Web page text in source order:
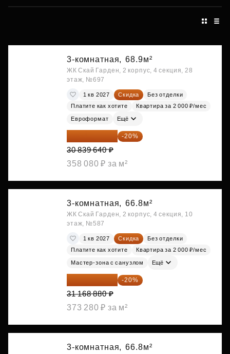
3-комнатная, 68.9м²
ЖК Скай Гарден, 2 корпус, 4 секция, 28
этаж, №697
1 кв 2027 Скидка
Без отделки
Платите как хотите
Квартира за 2 000 ₽/мес
Евроформат Ещё
24 671 712 ₽ -20%
30 839 640 ₽
358 080 ₽ за м²
3-комнатная, 66.8м²
ЖК Скай Гарден, 2 корпус, 4 секция, 10
этаж, №587
1 кв 2027 Скидка
Без отделки
Платите как хотите
Квартира за 2 000 ₽/мес
Мастер-зона с санузлом Ещё
24 935 104 ₽ -20%
31 168 880 ₽
373 280 ₽ за м²
3-комнатная, 66.8м²